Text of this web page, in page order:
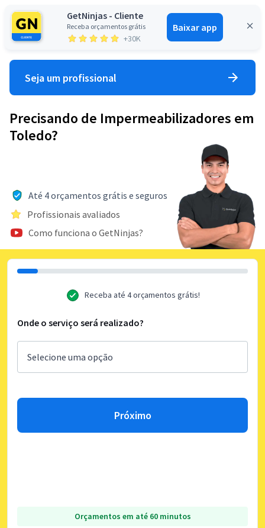
GetNinjas - Cliente
Receba orçamentos grátis
+30K
Baixar app
Entrar
Seja um profissional
Precisando de Impermeabilizadores em
Toledo?
Até 4 orçamentos grátis e seguros
Profissionais avaliados
Como funciona o GetNinjas?
Receba até 4 orçamentos grátis!
Onde o serviço será realizado?
Próximo
Orçamentos em até 60 minutos